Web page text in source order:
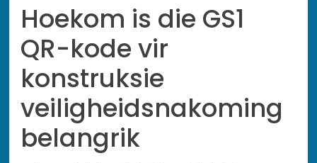
Hoekom is die GS1
QR-kode vir
konstruksie
veiligheidsnakoming
belangrik